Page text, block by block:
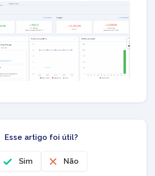
Esse artigo foi útil?
Sim Não